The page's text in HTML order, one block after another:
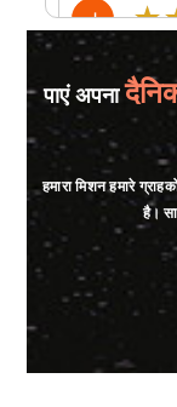
J
S
पाएं अपना
हमारा मिशन हमारे
है।